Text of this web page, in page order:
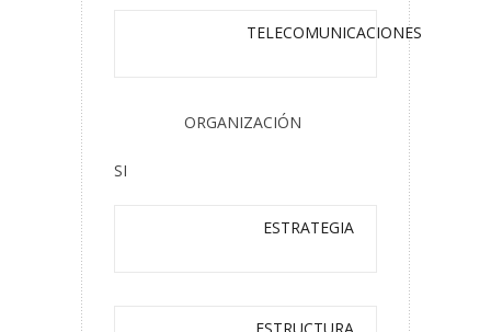
TELECOMUNICACIONES
ORGANIZACIÓN
SI
ESTRATEGIA